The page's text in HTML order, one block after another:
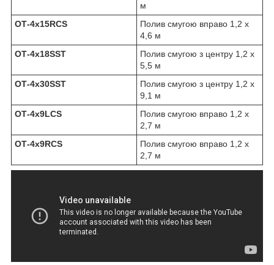
м
OT‐4x15RCS
Полив смугою вправо 1,2 х
4,6 м
OT‐4x18SST
Полив смугою з центру 1,2 х
5,5 м
OT‐4x30SST
Полив смугою з центру 1,2 х
9,1 м
OT‐4x9LCS
Полив смугою вправо 1,2 х
2,7 м
OT‐4x9RCS
Полив смугою вправо 1,2 х
2,7 м